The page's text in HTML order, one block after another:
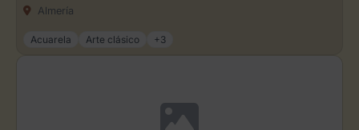
Almería
Acuarela Arte clásico +3